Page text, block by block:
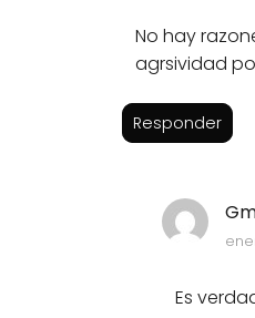
No hay
agrsividad
Responder
Es